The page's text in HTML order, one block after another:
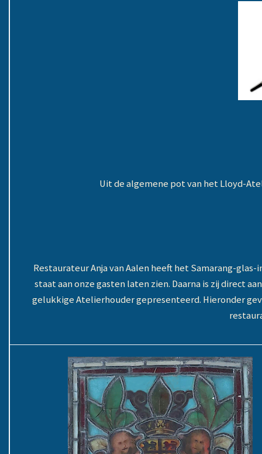
Uit de algemene pot van het Lloyd-
Restaurateur Anja van Aalen heeft het Samarang-
staat aan onze gasten laten zien. Daarna is zij direct
gelukkige Atelierhouder gepresenteerd. Hieronder